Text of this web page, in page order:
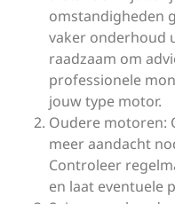
omstandigheden
vaker onderhoud
raadzaam om
professionele
jouw type motor.
Oudere motoren:
meer aandacht
Controleer
en laat eventuele